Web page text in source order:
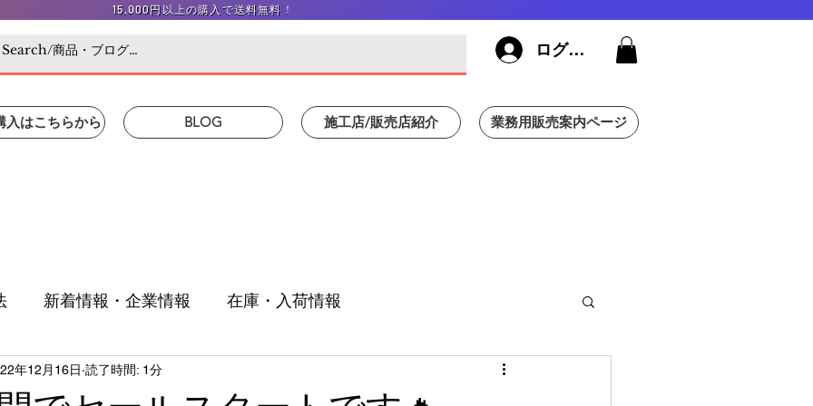
15,000円以上の購入で送料無料！
ログイン
入はこちらから BLOG 施工店/販売店紹介 業務用販売案内ページ
新着情報・企業情報 在庫・入荷情報
年12月16日 読了時間: 1分